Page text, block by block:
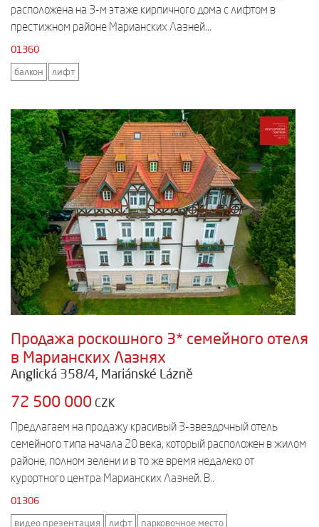
расположена на 3-м этаже кирпичного дома с лифтом в
престижном районе Марианских Лазней...
01360
балкон лифт
Продажа роскошного 3* семейного отеля
в Марианских Лазнях
Anglická 358/4, Mariánské Lázně
72 500 000 CZK
Предлагаем на продажу красивый 3-звездочный отель
семейного типа начала 20 века, который расположен в жилом
районе, полном зелени и в то же время недалеко от
курортного центра Марианских Лазней. В..
01306
видео презентация лифт парковочное место